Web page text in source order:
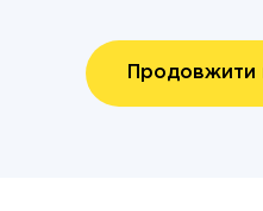
Продовжити